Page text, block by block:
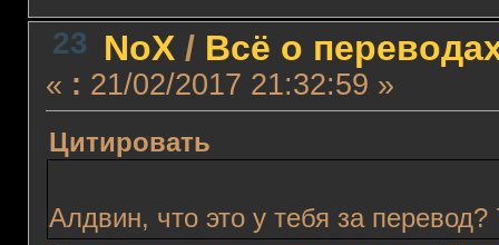
23 NoX/ Всё о
« : 21/02/2017 21:32:59 »
Цитировать
Алдвин, что это у тебя за перевод?